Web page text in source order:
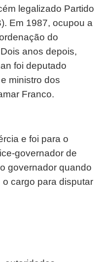
legalizado Partido
Em 1987, ocupou a
do
anos depois,
foi deputado
ministro dos
Franco.
e foi para o
governador de
governador quando
cargo para disputar